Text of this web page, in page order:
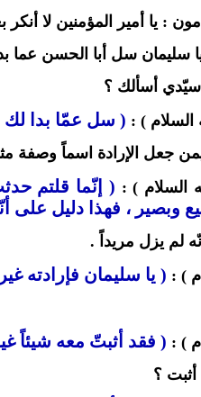
: يا أمير المؤمنين لا
سليمان سل أبا الحسن عما
سيّدي أسألك ؟
السلام ) : ( سل عمّا بدا لك
جعل الإرادة اسماً وصفة
السلام ) : ( إنّما قلتم
وبصير ، فهذا دليل على
لم يزل مريداً .
) : ( يا سليمان فإرادته
) : ( فقد أثبتّ معه شيئاً
؟